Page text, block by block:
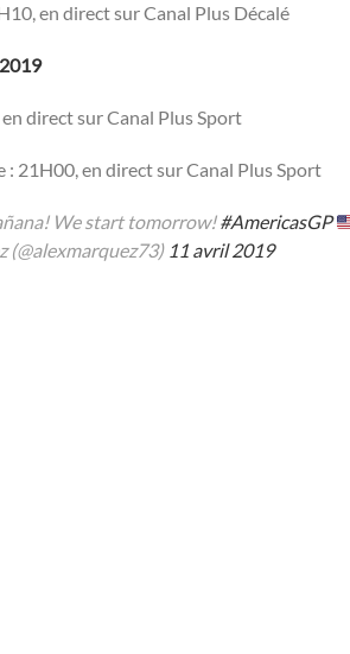
en direct sur Canal Plus Décalé
direct sur Canal Plus Sport
: 21H00, en direct sur Canal Plus Sport
We start tomorrow!#AmericasGP
(@alexmarquez73) 11 avril 2019